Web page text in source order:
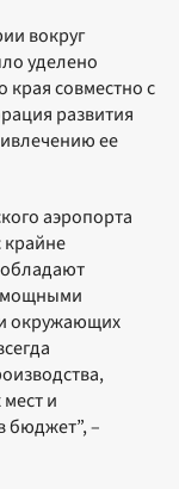
вокруг
уделено
края совместно с
развития
ее
аэропорта
крайне
мощными
окружающих
и
бюджет”, –